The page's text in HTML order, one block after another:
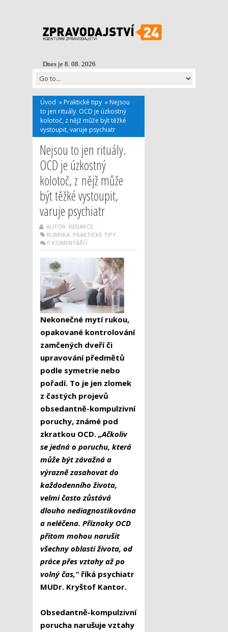
Dnes je 8. 08. 2026
Úvod » Praktické tipy » Nejsou
to jen rituály. OCD je úzkostný
kolotoč, z nějž může být těžké
vystoupit, varuje psychiatr
Nejsou to jen rituály.
OCD je úzkostný
kolotoč, z nějž může
být těžké vystoupit,
varuje psychiatr
AUTOR: REDAKCE
RUBRIKA: PRAKTICKÉ TIPY
0 KOMENTÁŘŮ
Nekonečné mytí rukou,
opakované kontrolování
zamčených dveří či
upravování předmětů
podle symetrie nebo
pořadí. To je jen zlomek
z častých projevů
obsedantně-kompulzivní
poruchy, známé pod
zkratkou OCD. „Ačkoliv
se jedná o poruchu, která
může být závažná a
výrazně zasahovat do
každodenního života,
velmi často zůstává
dlouho nediagnostikována
a neléčena. Příznaky OCD
přitom mohou narušit
všechny oblasti života, od
práce přes vztahy až po
volný čas,“říká psychiatr
MUDr. Kryštof Kantor.
Obsedantně-kompulzivní
porucha narušuje vztahy